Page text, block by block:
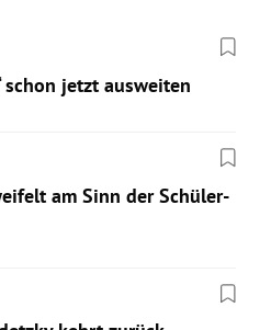
schon jetzt ausweiten
am Sinn der Schüler-